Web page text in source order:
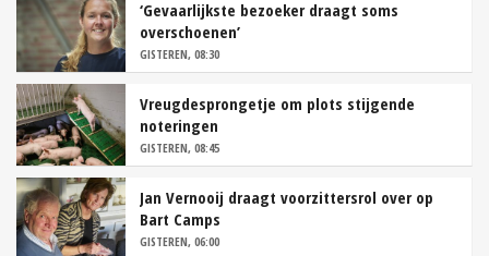
‘Gevaarlijkste bezoeker draagt soms
overschoenen’
GISTEREN, 08:30
Vreugdesprongetje om plots stijgende
noteringen
GISTEREN, 08:45
Jan Vernooij draagt voorzittersrol over op
Bart Camps
GISTEREN, 06:00